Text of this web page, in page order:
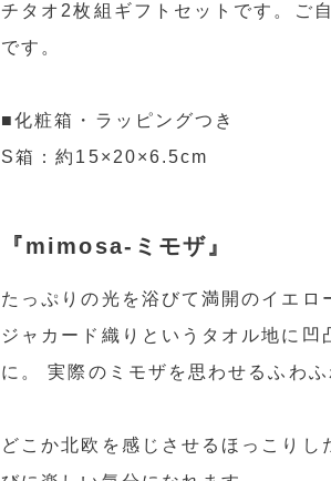
チタオ2枚組ギフトセットです。ご
です。
■化粧箱・ラッピングつき
S箱：約15×20×6.5cm
『mimosa-ミモザ』
たっぷりの光を浴びて満開のイエ
ジャカード織りというタオル地に
に。 実際のミモザを思わせるふわ
どこか北欧を感じさせるほっこり